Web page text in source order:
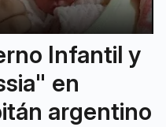
Infantil y
en
argentino